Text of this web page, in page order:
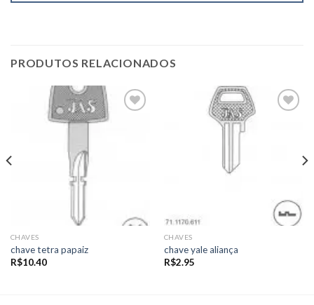
PRODUTOS RELACIONADOS
CHAVES
chave tetra papaiz
R$10.40
CHAVES
chave yale aliança
R$2.95